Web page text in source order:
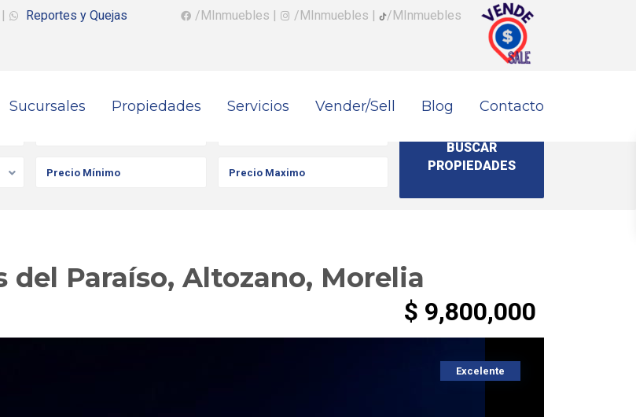
| Reportes y Quejas /MInmuebles | /MInmuebles | /MInmuebles
Sucursales Propiedades Servicios Vender/Sell Blog Contacto
del Paraíso, Altozano, Morelia
$ 9,800,000
Excelente